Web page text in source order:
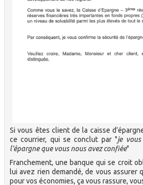
Si vous êtes client de la caisse
ce courrier, qui se conclut par "je
l’épargne que vous nous avez confiée"
Franchement, une banque qui se croit
lui avez rien demandé, de vous assurer
pour vos économies, ça vous rassure,